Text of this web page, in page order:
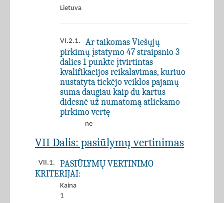
Lietuva
VI.2.1.
Ar taikomas Viešųjų
pirkimų įstatymo 47 straipsnio 3
dalies 1 punkte įtvirtintas
kvalifikacijos reikalavimas, kuriuo
nustatyta tiekėjo veiklos pajamų
suma daugiau kaip du kartus
didesnė už numatomą atliekamo
pirkimo vertę
ne
VII Dalis: pasiūlymų vertinimas
VII.1.
PASIŪLYMŲ VERTINIMO
KRITERIJAI:
Kaina
1